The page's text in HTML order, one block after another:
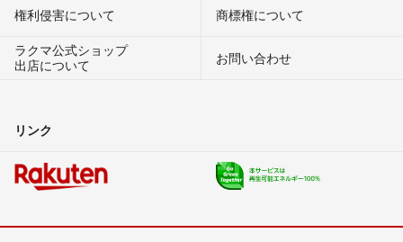
権利侵害について
商標権について
ラクマ公式ショップ
出店について
お問い合わせ
リンク